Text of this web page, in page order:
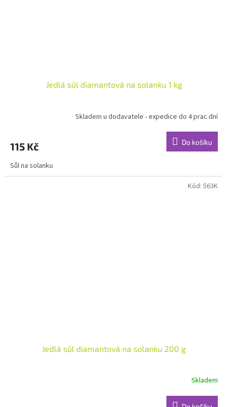
Jedlá sůl diamantová na solanku 1 kg
Skladem u dodavatele - expedice do 4 prac.dní
115 Kč Do košíku
Sůl na solanku
Jedlá sůl diamantová na solanku 200 g
Skladem
Kód: 563K